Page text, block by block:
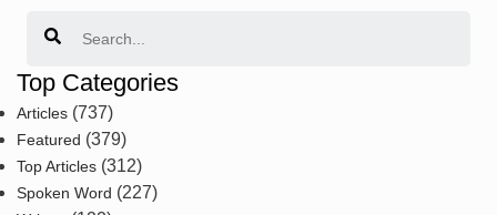
Top Categories
Articles (737)
Featured (379)
Top Articles (312)
Spoken Word (227)